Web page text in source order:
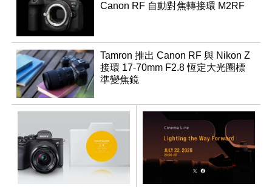
Canon RF 自動對焦轉接環 M2RF
Tamron 推出 Canon RF 與 Nikon Z
接環 17-70mm F2.8 恆定大光圈標
準變焦鏡